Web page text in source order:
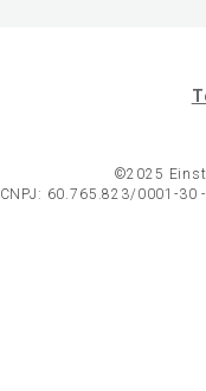
©2025
CNPJ: 60.765.823/0001-30